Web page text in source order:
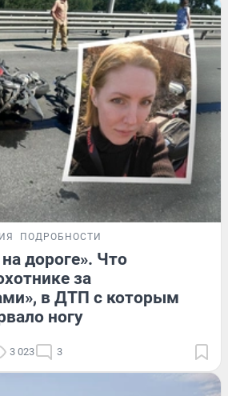
ПОДРОБНОСТИ
дороге». Что
за
в ДТП с которым
ногу
3 023 3